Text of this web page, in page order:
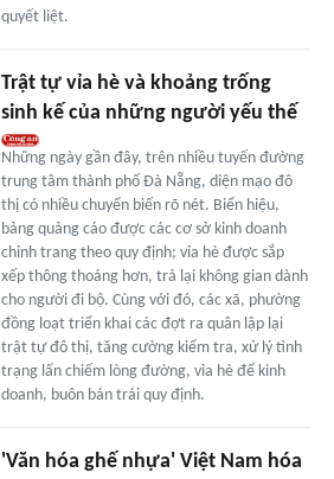
quyết liệt.
Trật tự vỉa hè và khoảng trống
sinh kế của những người yếu thế
Những ngày gần đây, trên nhiều tuyến đường
trung tâm thành phố Đà Nẵng, diện mạo đô
thị có nhiều chuyển biến rõ nét. Biển hiệu,
bảng quảng cáo được các cơ sở kinh doanh
chỉnh trang theo quy định; vỉa hè được sắp
xếp thông thoáng hơn, trả lại không gian dành
cho người đi bộ. Cùng với đó, các xã, phường
đồng loạt triển khai các đợt ra quân lập lại
trật tự đô thị, tăng cường kiểm tra, xử lý tình
trạng lấn chiếm lòng đường, vỉa hè để kinh
doanh, buôn bán trái quy định.
'Văn hóa ghế nhựa' Việt Nam hóa